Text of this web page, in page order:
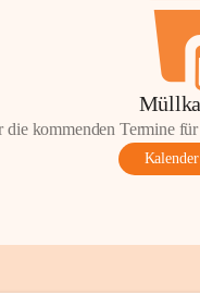
die kommenden Termine
Kalender